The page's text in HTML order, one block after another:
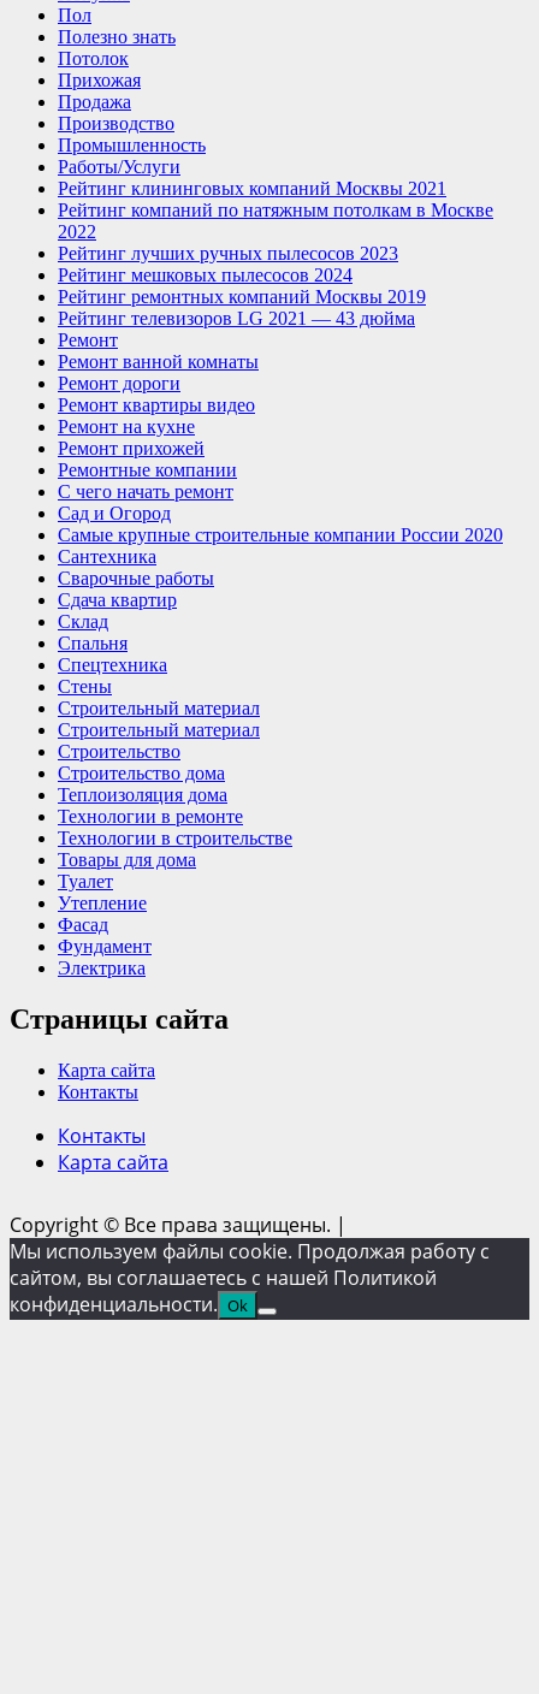
Пол
Полезно знать
Потолок
Прихожая
Продажа
Производство
Промышленность
Работы/Услуги
Рейтинг клининговых компаний Москвы 2021
Рейтинг компаний по натяжным потолкам в Москве
2022
Рейтинг лучших ручных пылесосов 2023
Рейтинг мешковых пылесосов 2024
Рейтинг ремонтных компаний Москвы 2019
Рейтинг телевизоров LG 2021 — 43 дюйма
Ремонт
Ремонт ванной комнаты
Ремонт дороги
Ремонт квартиры видео
Ремонт на кухне
Ремонт прихожей
Ремонтные компании
С чего начать ремонт
Сад и Огород
Самые крупные строительные компании России 2020
Сантехника
Сварочные работы
Сдача квартир
Склад
Спальня
Спецтехника
Стены
Строительный материал
Строительный материал
Строительство
Строительство дома
Теплоизоляция дома
Технологии в ремонте
Технологии в строительстве
Товары для дома
Туалет
Утепление
Фасад
Фундамент
Электрика
Страницы сайта
Карта сайта
Контакты
Контакты
Карта сайта
Copyright © Все права защищены. |
Мы используем файлы cookie. Продолжая работу с
сайтом, вы соглашаетесь с нашей Политикой
конфиденциальности. Ok